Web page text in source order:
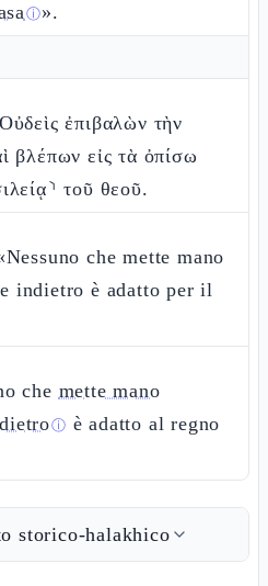
ⓘ».
ἐπιβαλὼν τὴν
βλέπων εἰς τὰ ὀπίσω
τοῦ θεοῦ.
che mette mano
indietro è adatto per il
che mette mano
ⓘ è adatto al regno
storico-halakhico